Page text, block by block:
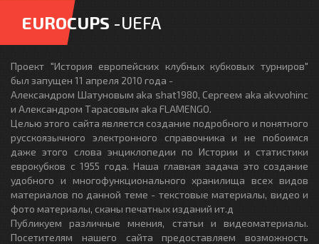
EUROCUPS -UEFA
Проект "История европейских клубных кубковых турниров"
был запущен 11 апреля 2010 года -
Александром Шатуновым aka shat1980, Сергеем aka akvvohinc
и Александром Тарасовым aka FLAMENGO.
Целью этого сайта является создание подробного и понятного
русскоязычного электронного справочника и не побоимся
даже этого слова энциклопедии по Истории и статистики
еврокубков с 1955 года. Наша главная задача это создание
удобного и многофункционального хранилища всех видов
материалов по данной теме - текстовые материалы, видео и
фото материалы, сканы печатных изданий ит.д
Публикуем различные мнения, статьи и видеоматериалы.
Посетителям нашего сайта предоставляем возможность